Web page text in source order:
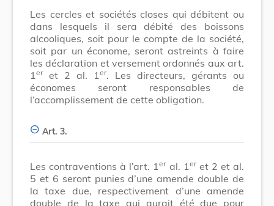
Les cercles et sociétés closes qui débitent ou
dans lesquels il sera débité des boissons
alcooliques, soit pour le compte de la société,
soit par un économe, seront astreints à faire
les déclaration et versement ordonnés aux art.
1 eret 2 al. 1 er. Les directeurs, gérants ou
économes seront responsables de
l’accomplissement de cette obligation.
Art. 3.
Les contraventions à l’art. 1eral. 1 eret 2 et al.
5 et 6 seront punies d’une amende double de
la taxe due, respectivement d’une amende
double de la taxe qui aurait été due pour